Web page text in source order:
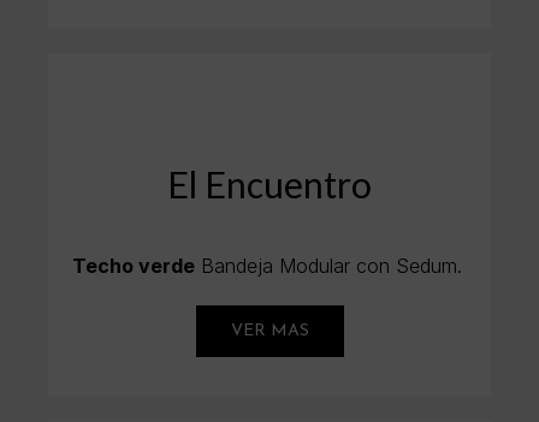
El Encuentro
Techo verde Bandeja Modular con Sedum.
VER MAS